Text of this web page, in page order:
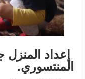
إعداد المنزل
المنتسوري.